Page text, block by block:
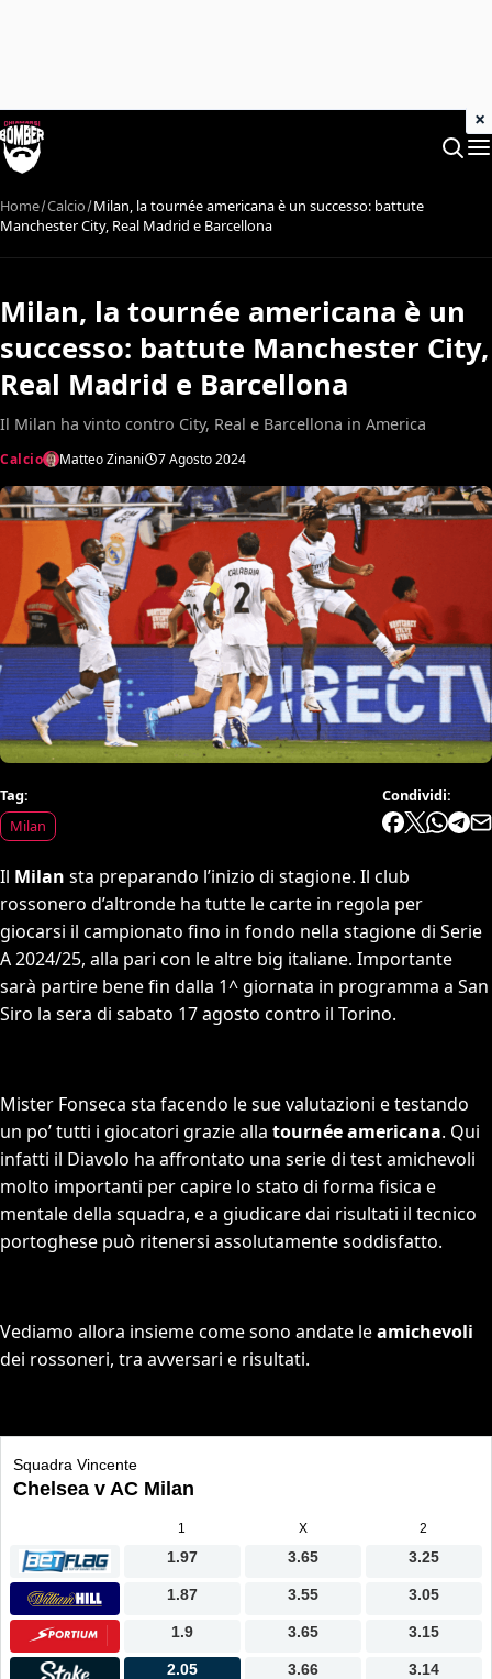
Home Calcio Milan, la tournée americana è un successo: battute
Manchester City, Real Madrid e Barcellona
Milan, la tournée americana è un
successo: battute Manchester City,
Real Madrid e Barcellona
Il Milan ha vinto contro City, Real e Barcellona in America
Calcio Matteo Zinani 7 Agosto 2024
Tag:
Milan
Condividi:
Il Milan sta preparando l’inizio di stagione. Il club
rossonero d’altronde ha tutte le carte in regola per
giocarsi il campionato fino in fondo nella stagione di Serie
A 2024/25, alla pari con le altre big italiane. Importante
sarà partire bene fin dalla 1^ giornata in programma a San
Siro la sera di sabato 17 agosto contro il Torino.
Mister Fonseca sta facendo le sue valutazioni e testando
un po’ tutti i giocatori grazie alla tournée americana. Qui
infatti il Diavolo ha affrontato una serie di test amichevoli
molto importanti per capire lo stato di forma fisica e
mentale della squadra, e a giudicare dai risultati il tecnico
portoghese può ritenersi assolutamente soddisfatto.
Vediamo allora insieme come sono andate leamichevoli
dei rossoneri, tra avversari e risultati.
×